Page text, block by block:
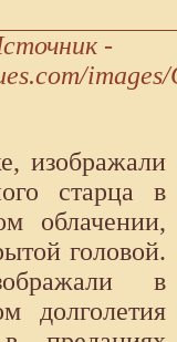
-
изображали
старца в
облачении,
головой.
в
долголетия